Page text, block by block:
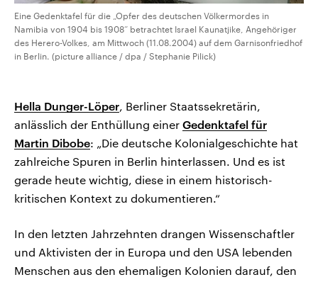
Eine Gedenktafel für die „Opfer des deutschen Völkermordes in
Namibia von 1904 bis 1908“ betrachtet Israel Kaunatjike, Angehöriger
des Herero-Volkes, am Mittwoch (11.08.2004) auf dem Garnisonfriedhof
in Berlin. (picture alliance / dpa / Stephanie Pilick)
Hella Dunger-Löper, Berliner Staatssekretärin,
anlässlich der Enthüllung einer Gedenktafel für
Martin Dibobe: „Die deutsche Kolonialgeschichte hat
zahlreiche Spuren in Berlin hinterlassen. Und es ist
gerade heute wichtig, diese in einem historisch-
kritischen Kontext zu dokumentieren.“
In den letzten Jahrzehnten drangen Wissenschaftler
und Aktivisten der in Europa und den USA lebenden
Menschen aus den ehemaligen Kolonien darauf, den